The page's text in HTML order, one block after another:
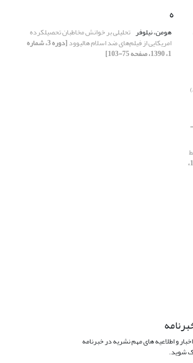
[دوره 3، شماره 2، 1390، صفحه 75-
[دوره 3، شماره 1، 1390،
ه
هومن، نیلوفر تحلیلی بر خوانش مخاطبان تحصیلکرده
امریکایی از فیلم‌های ضد اسلام هالیوود [دوره 3، شماره
1، 1390، صفحه 75-103]
و اطلاعیه های مهم نشریه در خبرنامه
شوید.